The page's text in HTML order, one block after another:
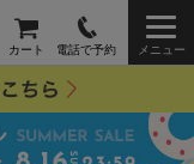
カート 電話で予約 メニュー